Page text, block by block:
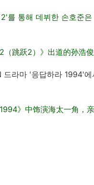
를 통해 데뷔한 손호준
跳跃2）》出道的孙浩
라마 '응답하라 1994'
》中饰演海太一角，